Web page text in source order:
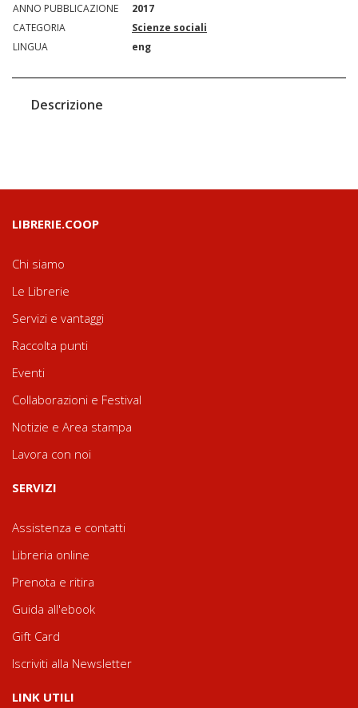
ANNO PUBBLICAZIONE
2017
CATEGORIA
Scienze sociali
LINGUA
eng
Descrizione
LIBRERIE.COOP
Chi siamo
Le Librerie
Servizi e vantaggi
Raccolta punti
Eventi
Collaborazioni e Festival
Notizie e Area stampa
Lavora con noi
SERVIZI
Assistenza e contatti
Libreria online
Prenota e ritira
Guida all'ebook
Gift Card
Iscriviti alla Newsletter
LINK UTILI